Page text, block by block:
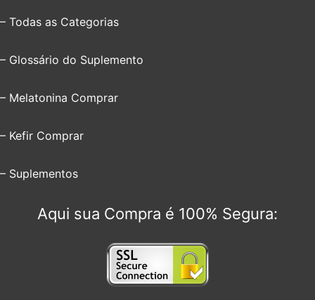
– Todas as Categorias
– Glossário do Suplemento
– Melatonina Comprar
– Kefir Comprar
– Suplementos
Aqui sua Compra é 100% Segura: